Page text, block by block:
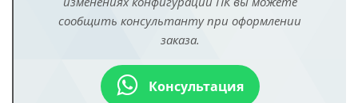
сообщить консультанту при оформлении
заказа.
Консультация